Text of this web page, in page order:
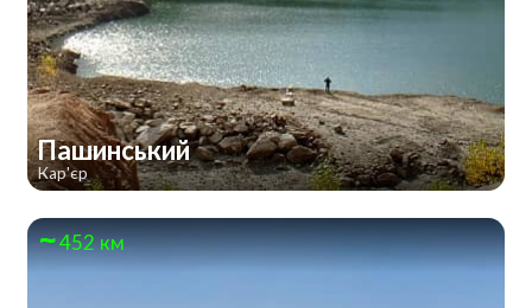
Пашинський
Кар'єр
452 км